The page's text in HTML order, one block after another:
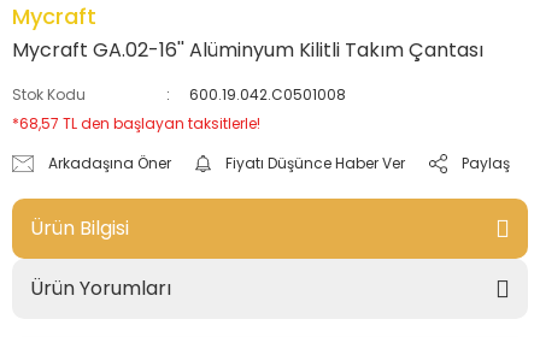
Mycraft
Mycraft GA.02-16'' Alüminyum Kilitli Takım Çantası
Stok Kodu
600.19.042.C0501008
*68,57 TL den başlayan taksitlerle!
Arkadaşına Öner
Fiyatı Düşünce Haber Ver Paylaş
Ürün Bilgisi
Ürün Yorumları